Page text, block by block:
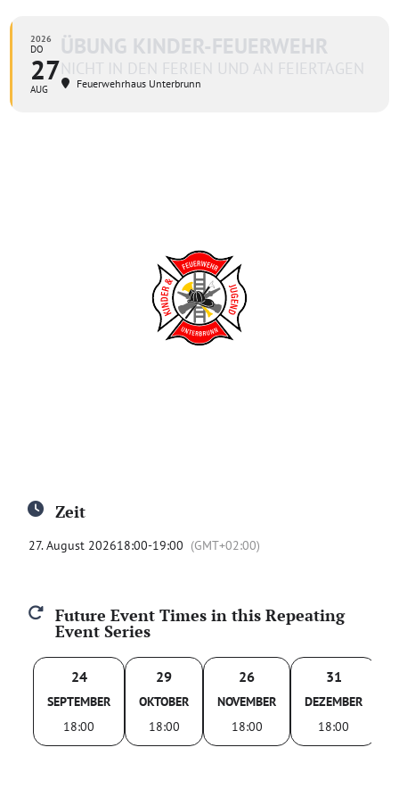
2026
DO
27
AUG
ÜBUNG KINDER-FEUERWEHR
NICHT IN DEN FERIEN UND AN FEIERTAGEN
Feuerwehrhaus Unterbrunn
Zeit
27. August 202618:00-19:00 (GMT+02:00)
Future Event Times in this Repeating
Event Series
24
SEPTEMBER
18:00
29
OKTOBER
18:00
26
NOVEMBER
18:00
31
DEZEMBER
18:00